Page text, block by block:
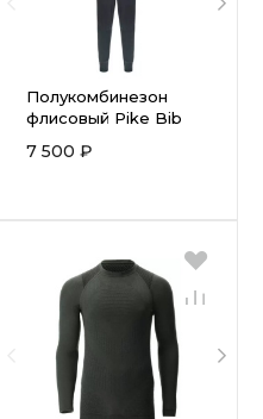
Полукомбинезон
флисовый Pike Bib
7 500 ₽